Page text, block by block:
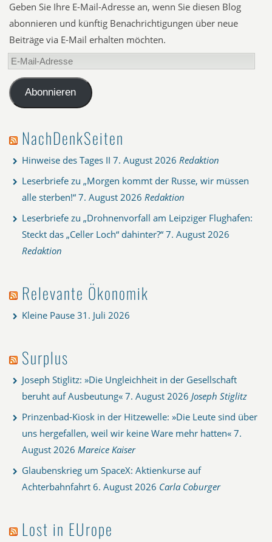
Geben Sie Ihre E-Mail-Adresse an, wenn Sie diesen Blog
abonnieren und künftig Benachrichtigungen über neue
Beiträge via E-Mail erhalten möchten.
E-
Mail-
AdresseAbonnieren
NachDenkSeiten
Hinweise des Tages II 7. August 2026 Redaktion
Leserbriefe zu „Morgen kommt der Russe, wir müssen
alle sterben!“ 7. August 2026 Redaktion
Leserbriefe zu „Drohnenvorfall am Leipziger Flughafen:
Steckt das „Celler Loch“ dahinter?“ 7. August 2026
Redaktion
Relevante Ökonomik
Kleine Pause 31. Juli 2026
Surplus
Joseph Stiglitz: »Die Ungleichheit in der Gesellschaft
beruht auf Ausbeutung« 7. August 2026 Joseph Stiglitz
Prinzenbad-Kiosk in der Hitzewelle: »Die Leute sind über
uns hergefallen, weil wir keine Ware mehr hatten« 7.
August 2026 Mareice Kaiser
Glaubenskrieg um SpaceX: Aktienkurse auf
Achterbahnfahrt 6. August 2026 Carla Coburger
Lost in EUrope